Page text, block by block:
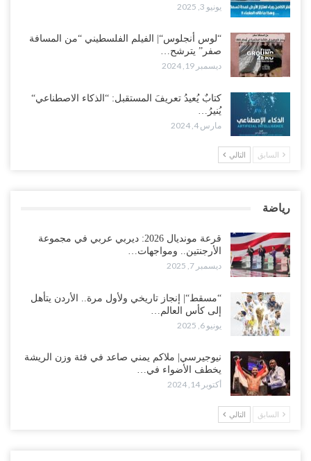
يونيو 3, 2025
“لوس أنجلوس“| الفيلم الفلسطيني “من المسافة
صفر” يترشح…
ديسمبر 19, 2024
كتابٌ يُعيدُ تعريفَ المستقبل: “الذكاء الاصطناعي“
يُنيرُ…
مارس 4, 2024
السابق التالي
رياضة
قرعة مونديال 2026: ديربي عربي في مجموعة
الأرجنتين.. ومواجهات…
ديسمبر 7, 2025
“مسقط“| إنجاز تاريخي ولأول مرة.. الأردن يتأهل
إلى كأس العالم…
يونيو 6, 2025
نيوجيرسي| ملاكم يمني صاعد في فئة وزن الريشة
يخطف الأضواء في…
أكتوبر 14, 2024
السابق التالي